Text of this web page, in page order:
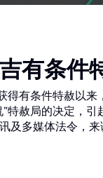
有条件
得有条件特赦以
特赦局的决定，
及多媒体法令，来